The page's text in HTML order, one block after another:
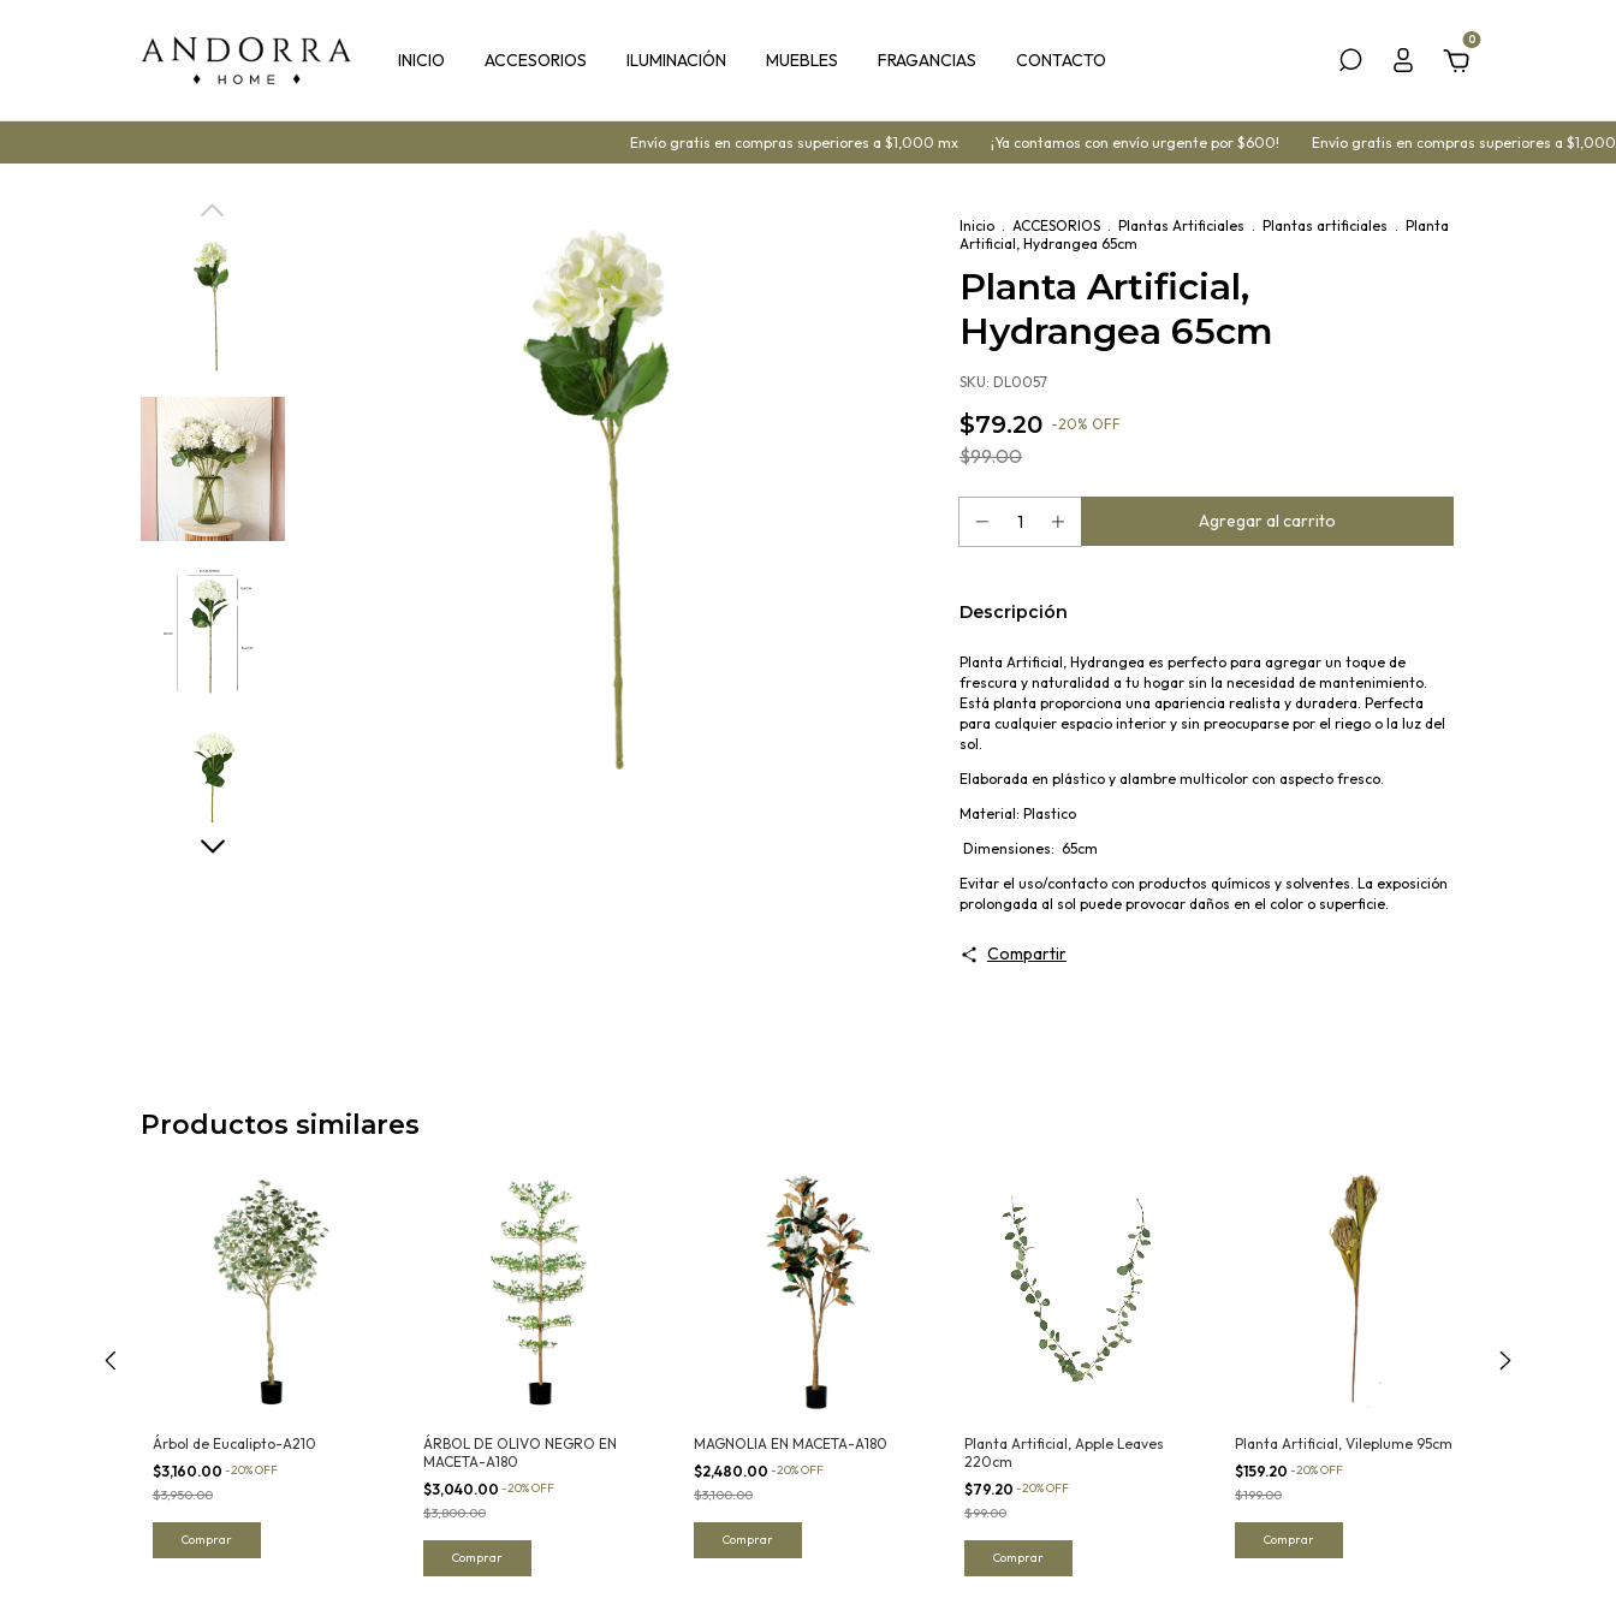
INICIO ACCESORIOS ILUMINACIÓN MUEBLES FRAGANCIAS CONTACTO
0
Envío gratis en compras superiores a $1,000 mx ¡Ya contamos con envío urgente por $600! Envío gratis en compras superiores a $1,000
Inicio . ACCESORIOS . Plantas Artificiales . Plantas artificiales . Planta
Artificial, Hydrangea 65cm
Planta Artificial,
Hydrangea 65cm
SKU: DL0057
$79.20 -20% OFF
$99.00
Descripción
Planta Artificial, Hydrangea es perfecto para agregar un toque de
frescura y naturalidad a tu hogar sin la necesidad de mantenimiento.
Está planta proporciona una apariencia realista y duradera. Perfecta
para cualquier espacio interior y sin preocuparse por el riego o la luz del
sol.
Elaborada en plástico y alambre multicolor con aspecto fresco.
Material: Plastico
Dimensiones: 65cm
Evitar el uso/contacto con productos químicos y solventes. La exposición
prolongada al sol puede provocar daños en el color o superficie.
Compartir
Productos similares
Árbol de Eucalipto-A210
$3,160.00 -20%OFF
$3,950.00
ÁRBOL DE OLIVO NEGRO EN
MACETA-A180
$3,040.00 -20%OFF
$3,800.00
MAGNOLIA EN MACETA-A180
$2,480.00 -20%OFF
$3,100.00
Planta Artificial, Apple Leaves
220cm
$79.20 -20%OFF
$99.00
Planta Artificial, Vileplume 95cm
$159.20 -20%OFF
$199.00